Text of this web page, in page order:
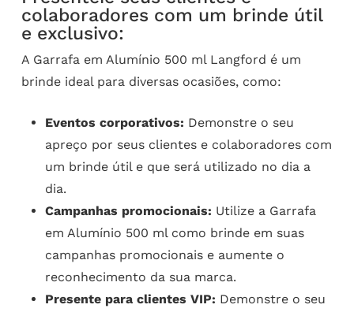
colaboradores com um brinde útil
e exclusivo:
A Garrafa em Alumínio 500 ml Langford é um
brinde ideal para diversas ocasiões, como:
Eventos corporativos: Demonstre o seu
apreço por seus clientes e colaboradores com
um brinde útil e que será utilizado no dia a
dia.
Campanhas promocionais: Utilize a Garrafa
em Alumínio 500 ml como brinde em suas
campanhas promocionais e aumente o
reconhecimento da sua marca.
Presente para clientes VIP: Demonstre o seu